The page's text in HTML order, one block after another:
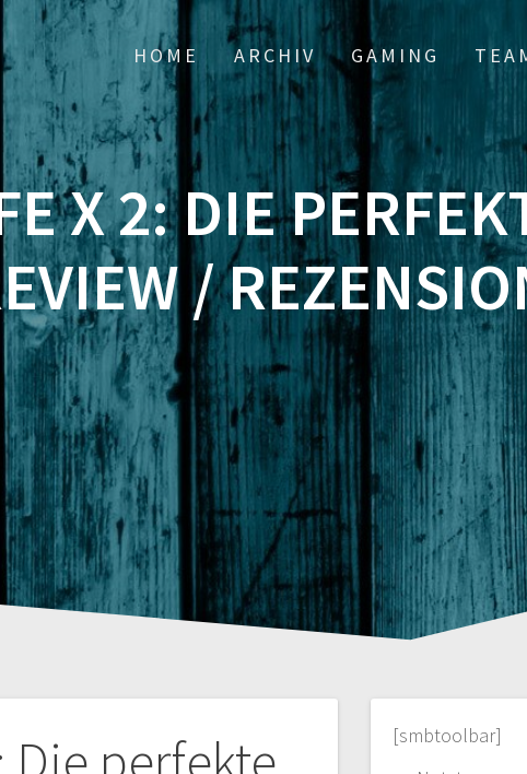
HOME ARCHIV GAMING
X 2: DIE
/
Die perfekte
[smbtoolbar]